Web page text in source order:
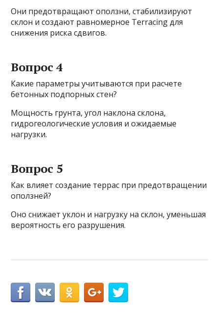
Они предотвращают оползни, стабилизируют
склон и создают равномерное Terracing для
снижения риска сдвигов.
Вопрос 4
Какие параметры учитываются при расчете
бетонных подпорных стен?
Мощность грунта, угол наклона склона,
гидрогеологические условия и ожидаемые
нагрузки.
Вопрос 5
Как влияет создание террас при предотвращении
оползней?
Оно снижает уклон и нагрузку на склон, уменьшая
вероятность его разрушения.